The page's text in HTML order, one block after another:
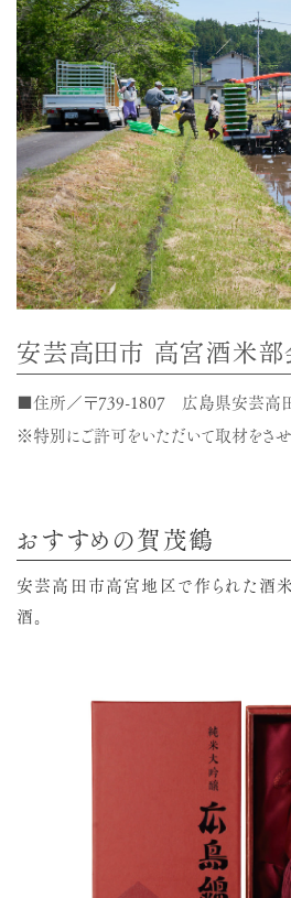
安芸高田市 高宮酒米部
■住所／〒739-1807 広島県安芸高
※特別にご許可をいただいて取材をさせ
おすすめの賀茂鶴
安芸高田市高宮地区で作られた酒
酒。